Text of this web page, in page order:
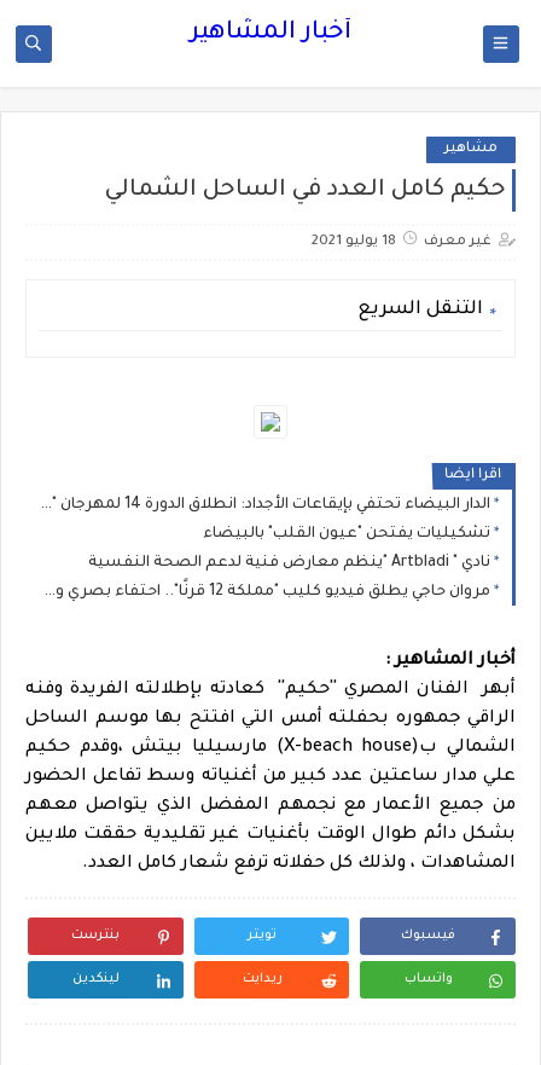
أخبار المشاهير
مشاهير
حكيم كامل العدد في الساحل الشمالي
غير معرف 18 يوليو 2021
التنقل السريع
اقرا ايضا
الدار البيضاء تحتفي بإيقاعات الأجداد: انطلاق الدورة 14 لمهرجان "نجوم كناوة" بحضور جماهيري غفير
تشكيليات يفتحن "عيون القلب" بالبيضاء
نادي " Artbladi "ينظم معارض فنية لدعم الصحة النفسية
مروان حاجي يطلق فيديو كليب "مملكة 12 قرنًا".. احتفاء بصري وموسيقى بتراث المغرب العريق
أخبار المشاهير :
أبهر الفنان المصري ''حكيم'' كعادته بإطلالته الفريدة وفنه
الراقي جمهوره بحفلته أمس التي افتتح بها موسم الساحل
الشمالي ب(X-beach house) مارسيليا بيتش ،وقدم حكيم
علي مدار ساعتين عدد كبير من أغنياته وسط تفاعل الحضور
من جميع الأعمار مع نجمهم المفضل الذي يتواصل معهم
بشكل دائم طوال الوقت بأغنيات غير تقليدية حققت ملايين
المشاهدات ، ولذلك كل حفلاته ترفع شعار كامل العدد.
فيسبوك تويتر بنترست
واتساب ريدايت لينكدين